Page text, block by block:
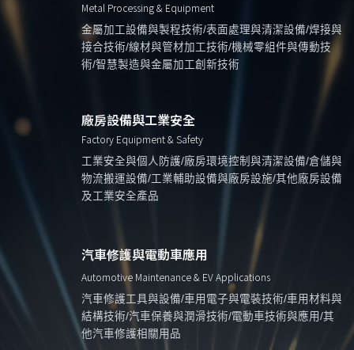
Metal Processing & Equipment
金屬加工設備與製程技術/表面處理與清潔設備/焊接與
接合技術/線材與管材加工技術/機械零組件與傳動技
術/智慧製造與金屬加工創新技術
廠房設備與工業安全
Factory Equipment & Safety
工業安全與個人防護/廠房環境控制與清潔設備/倉儲與
物流搬運設備/工業輔助設備與廠房設施/其他廠房設備
及工業安全產品
汽車修護與電動車應用
Automotive Maintenance & EV Applications
汽車修護工具與設備/車用電子與電裝技術/車用材料與
結構技術/汽車保養與潤滑技術/電動車技術與應用/其
他汽車修護相關用品